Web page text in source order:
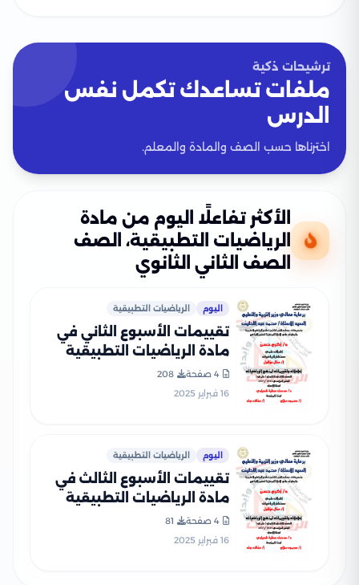
ترشيحات ذكية
ملفات تساعدك تكمل نفس
الدرس
اخترناها حسب الصف والمادة والمعلم.
الأكثر تفاعلًا اليوم من مادة
الرياضيات التطبيقية، الصف
الصف الثاني الثانوي
اليوم الرياضيات التطبيقية
تقييمات الأسبوع الثاني في
مادة الرياضيات التطبيقية
للصف الثاني الثانوي الترم
الثاني 2025 بصيغة PDF
4 صفحة
208
16 فبراير 2025
اليوم الرياضيات التطبيقية
تقييمات الأسبوع الثالث في
مادة الرياضيات التطبيقية
للصف الثاني الثانوي الترم
الثاني 2025 بصيغة PDF
4 صفحة
81
16 فبراير 2025